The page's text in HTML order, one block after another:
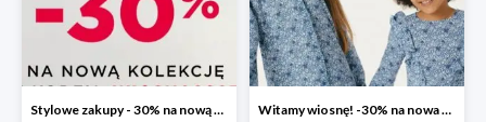
Stylowe zakupy - 30% na nową kolekcję Witamy wiosnę! -30% na nowa kolekcję